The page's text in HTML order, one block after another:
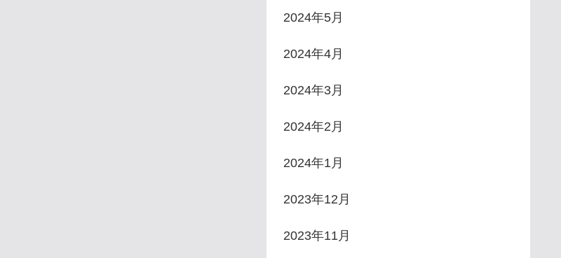
2024年5月
2024年4月
2024年3月
2024年2月
2024年1月
2023年12月
2023年11月